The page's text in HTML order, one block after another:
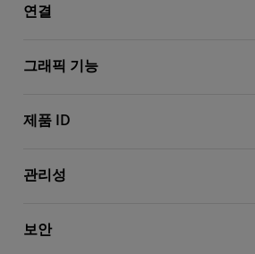
연결
그래픽 기능
제품 ID
관리성
보안